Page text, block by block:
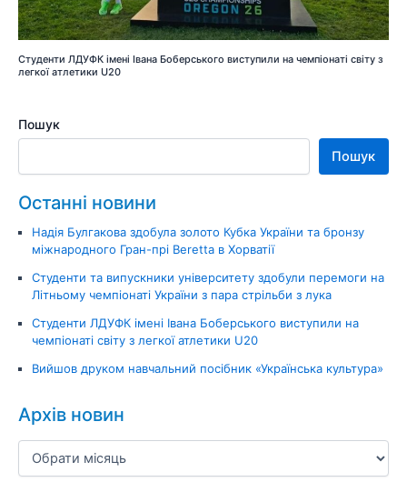
Студенти ЛДУФК імені Івана Боберського виступили на чемпіонаті світу з
легкої атлетики U20
Пошук
Пошук
Останні новини
Надія Булгакова здобула золото Кубка України та бронзу
міжнародного Гран-прі Beretta в Хорватії
Студенти та випускники університету здобули перемоги на
Літньому чемпіонаті України з пара стрільби з лука
Студенти ЛДУФК імені Івана Боберського виступили на
чемпіонаті світу з легкої атлетики U20
Вийшов друком навчальний посібник «Українська культура»
Архів новин